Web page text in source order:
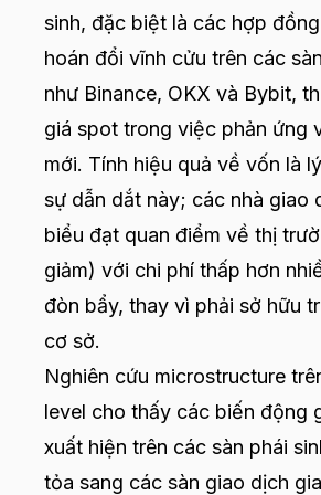
sinh, đặc biệt là các hợp
hoán đổi vĩnh cửu trên các
như Binance, OKX và Bybit,
giá spot trong việc phản ứng
mới. Tính hiệu quả về vốn là
sự dẫn dắt này; các nhà giao
biểu đạt quan điểm về thị
giảm) với chi phí thấp hơn
đòn bẩy, thay vì phải sở hữu
cơ sở.
Nghiên cứu microstructure
level cho thấy các biến động
xuất hiện trên các sàn phái
tỏa sang các sàn giao dịch